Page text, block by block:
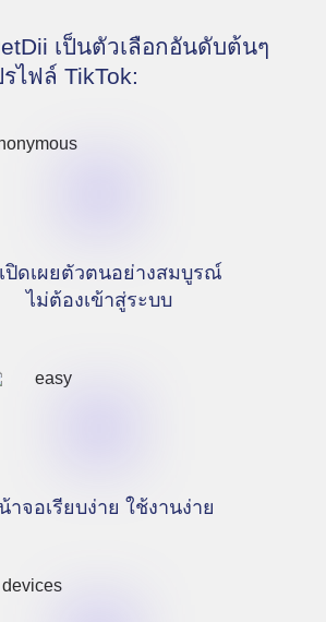
เป็นตัวเลือกอันดับต้นๆ
ไฟล์ TikTok:
ปิดเผยตัวตนอย่างสมบูรณ์
ไม่ต้องเข้าสู่ระบบ
าจอเรียบง่าย ใช้งานง่าย